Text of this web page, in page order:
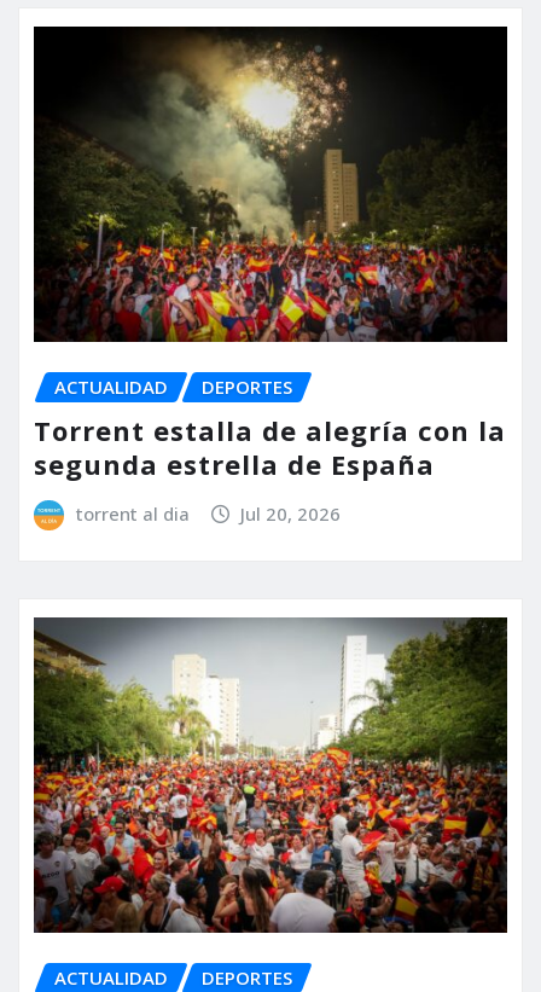
ACTUALIDAD DEPORTES
Torrent estalla de alegría con la
segunda estrella de España
torrent al dia Jul 20, 2026
ACTUALIDAD DEPORTES